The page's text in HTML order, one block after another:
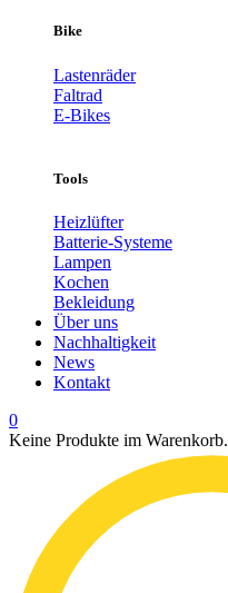
Bike
Lastenräder
Faltrad
E-Bikes
Tools
Heizlüfter
Batterie-Systeme
Lampen
Kochen
Bekleidung
Über uns
Nachhaltigkeit
News
Kontakt
0
Keine Produkte im Warenkorb.